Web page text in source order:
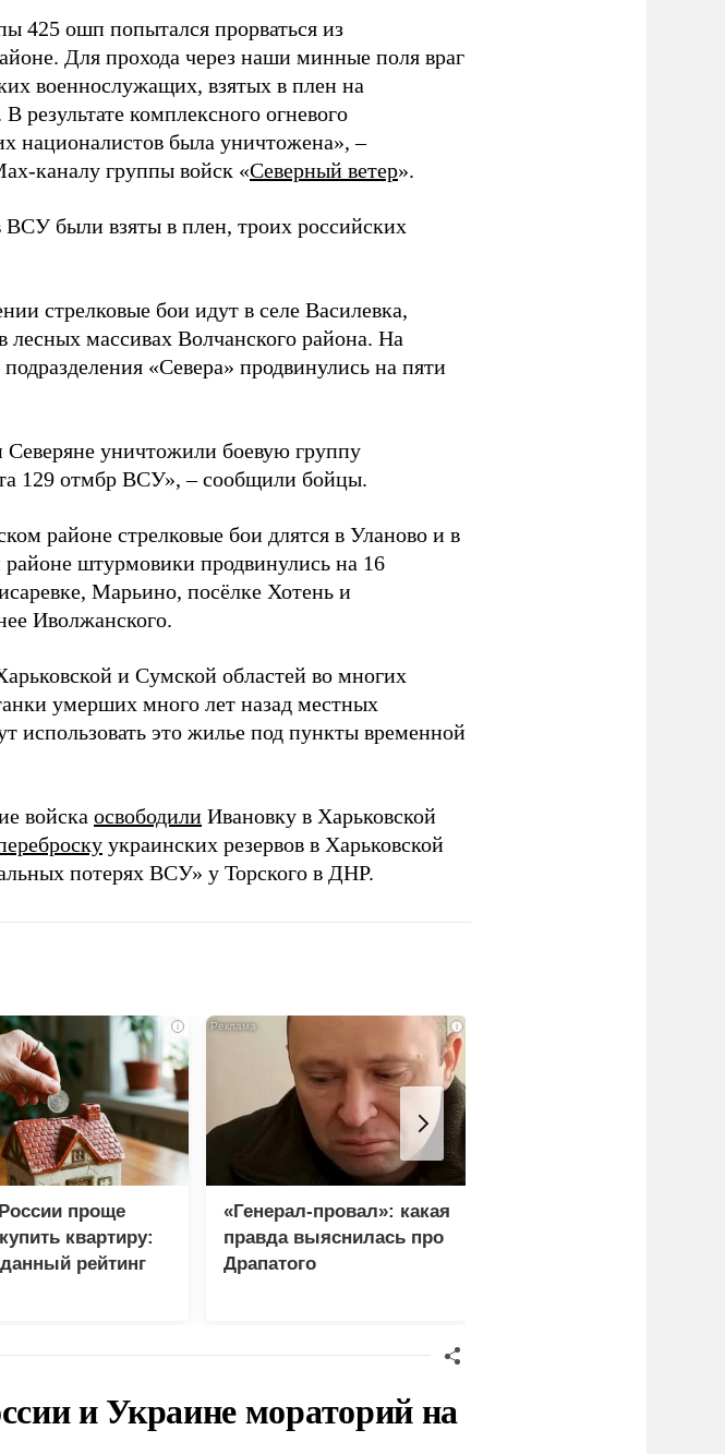
425 ошп попытался прорваться из
Для прохода через наши минные поля враг
военнослужащих, взятых в плен на
результате комплексного огневого
националистов была уничтожена», –
каналу группы войск «Северный ветер».
были взяты в плен, троих российских
стрелковые бои идут в селе Василевка,
массивах Волчанского района. На
«Севера» продвинулись на пяти
Северяне уничтожили боевую группу
129 отмбр ВСУ», – сообщили бойцы.
районе стрелковые бои длятся в Уланово и в
штурмовики продвинулись на 16
Марьино, посёлке Хотень и
Иволжанского.
и Сумской областей во многих
умерших много лет назад местных
это жилье под пункты временной
войска освободили Ивановку в Харьковской
украинских резервов в Харьковской
потерях ВСУ» у Торского в ДНР.
i
проще
квартиру:
рейтинг
i
«Генерал-провал»: какая
правда выяснилась про
Драпатого
и Украине мораторий на